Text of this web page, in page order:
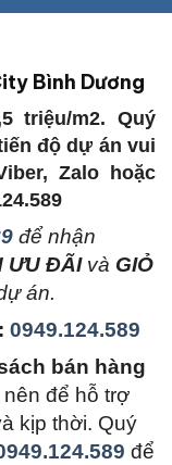
Bình Dương
triệu/m2. Quý
độ dự án vui
Zalo hoặc
để nhận
ƯU ĐÃIvà GIỎ
án.
0949.124.589
bán hàng
nên để hỗ trợ
kịp thời. Quý
để